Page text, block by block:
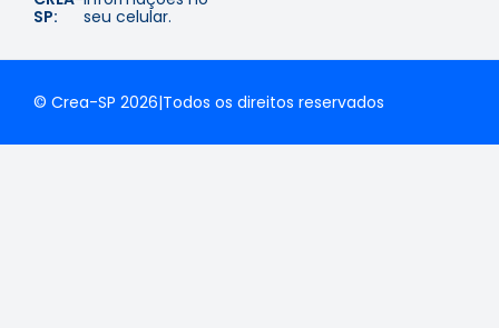
SP:
seu celular.
© Crea-SP 2026|Todos os direitos reservados